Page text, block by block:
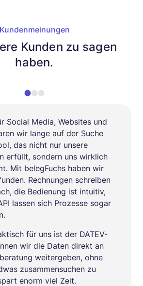
Kundenmeinungen
Kunden zu sagen
haben.
Social Media, Websites und
wir lange auf der Suche
das nicht nur unsere
erfüllt, sondern uns wirklich
Mit belegFuchs haben wir
Rechnungen schreiben
die Bedienung ist intuitiv,
lassen sich Prozesse sogar
für uns ist der DATEV-
wir die Daten direkt an
weitergeben, ohne
zusammensuchen zu
enorm viel Zeit.